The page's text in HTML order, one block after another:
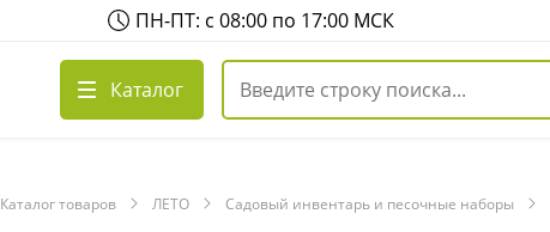
ПН-ПТ: с 08:00 по 17:00 МСК
Каталог
Каталог товаров ЛЕТО Садовый инвентарь и песочные наборы